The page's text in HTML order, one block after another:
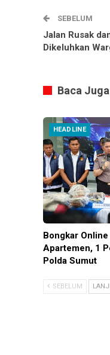
SEBELUM
Jalan Rusak
Dikeluhkan
Baca
HEADLINE
Bongkar
Apartemen, 1
Polda Sumut
SEBELUM